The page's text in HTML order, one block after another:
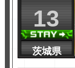
13
茨城県